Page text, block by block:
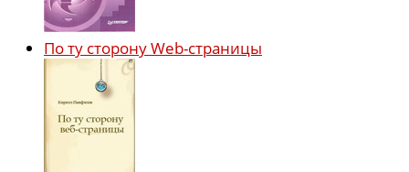
По ту сторону Web-страницы